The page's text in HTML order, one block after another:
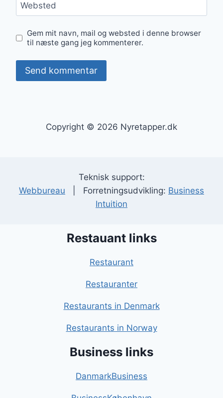
Websted
Gem mit navn, mail og websted i denne browser
til næste gang jeg kommenterer.
Copyright © 2026 Nyretapper.dk
Teknisk support:
Webbureau | Forretningsudvikling: Business
Intuition
Restauant links
Restaurant
Restauranter
Restaurants in Denmark
Restaurants in Norway
Business links
DanmarkBusiness